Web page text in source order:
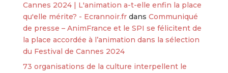
Cannes 2024 | L'animation a-t-elle enfin la place
qu'elle mérite? - Ecrannoir.frdans Communiqué
de presse – AnimFrance et le SPI se félicitent de
la place accordée à l’animation dans la sélection
du Festival de Cannes 2024
73 organisations de la culture interpellent le